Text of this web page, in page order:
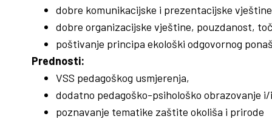
dobre komunikacijske i prezentacijske
dobre organizacijske vještine, pouzdanost,
poštivanje principa ekološki odgovornog
Prednosti:
VSS pedagoškog usmjerenja,
dodatno pedagoško-psihološko obrazovanje
poznavanje tematike zaštite okoliša i prirode